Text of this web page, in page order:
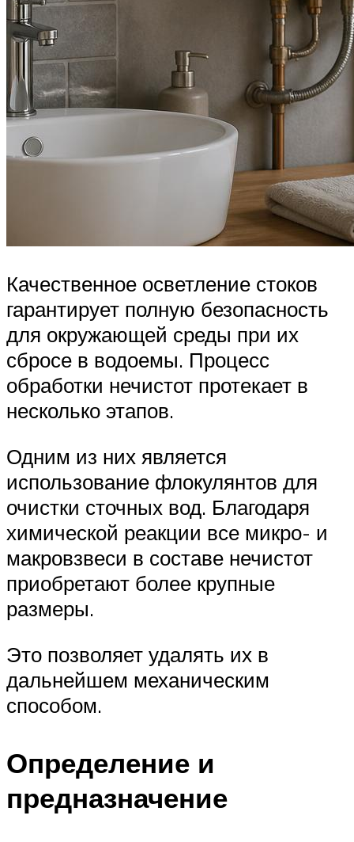
Качественное осветление стоков
гарантирует полную безопасность
для окружающей среды при их
сбросе в водоемы. Процесс
обработки нечистот протекает в
несколько этапов.
Одним из них является
использование флокулянтов для
очистки сточных вод. Благодаря
химической реакции все микро- и
макровзвеси в составе нечистот
приобретают более крупные
размеры.
Это позволяет удалять их в
дальнейшем механическим
способом.
Определение и
предназначение